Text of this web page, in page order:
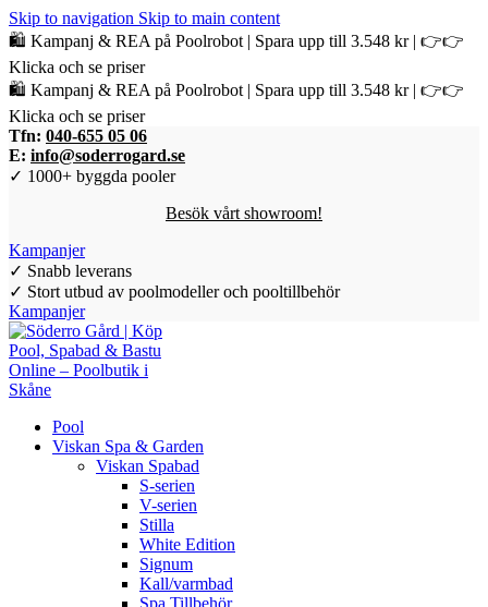
Skip to navigation Skip to main content
🛍️ Kampanj & REA på Poolrobot | Spara upp till 3.548 kr | 👉👉
Klicka och se priser
🛍️ Kampanj & REA på Poolrobot | Spara upp till 3.548 kr | 👉👉
Klicka och se priser
Tfn: 040-655 05 06
E: info@soderrogard.se
✓ 1000+ byggda pooler
Besök vårt showroom!
Kampanjer
✓ Snabb leverans
✓ Stort utbud av poolmodeller och pooltillbehör
Kampanjer
Pool
Viskan Spa & Garden
Viskan Spabad
S-serien
V-serien
Stilla
White Edition
Signum
Kall/varmbad
Spa Tillbehör